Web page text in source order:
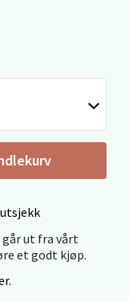
ut fra vårt
et godt kjøp.
Velg